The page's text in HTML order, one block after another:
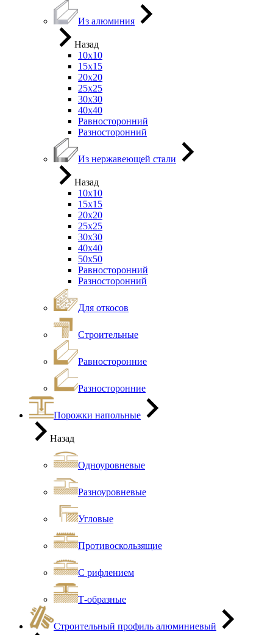
Из алюминия
Назад
10х10
15х15
20х20
25х25
30х30
40х40
Равносторонний
Разносторонний
Из нержавеющей стали
Назад
10х10
15х15
20х20
25х25
30х30
40х40
50х50
Равносторонний
Разносторонний
Для откосов
Строительные
Равносторонние
Разносторонние
Порожки напольные
Назад
Одноуровневые
Разноуровневые
Угловые
Противоскользящие
С рифлением
Т-образные
Строительный профиль алюминиевый